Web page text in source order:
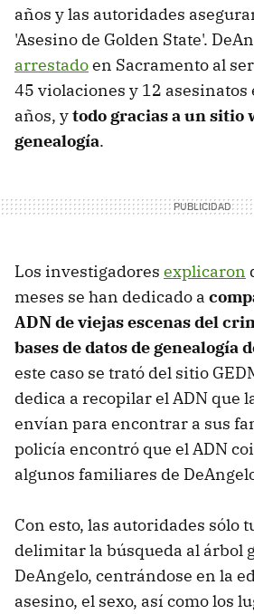
años y las autoridades
'Asesino de Golden State'.
arrestadoen Sacramento al
45 violaciones y 12 asesinatos
años, ytodo gracias a un sitio
genealogía.
Los investigadores explicaron
meses se han dedicado a
ADN de viejas escenas del
bases de datos de genealogía
este caso se trató del sitio
dedica a recopilar el ADN que
envían para encontrar a sus
policía encontró que el ADN
algunos familiares de
Con esto, las autoridades sólo
delimitar la búsqueda al árbol
DeAngelo, centrándose en la
asesino, el sexo, así como los